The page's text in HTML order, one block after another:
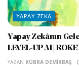
YAPAY ZEKA
Yapay Zekânın
LEVEL-UP AI |
YAZAN KÜBRA DEMIRBAŞ